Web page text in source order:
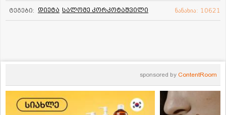
ტეგები: დიეტა სალომე კორკოტაშვილი ნანახია: 10621
sponsored by ContentRoom